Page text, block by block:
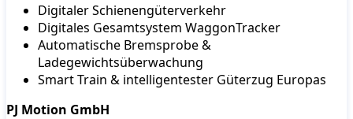
Digitaler Schienengüterverkehr
Digitales Gesamtsystem WaggonTracker
Automatische Bremsprobe &
Ladegewichtsüberwachung
Smart Train & intelligentester Güterzug Europas
PJ Motion GmbH